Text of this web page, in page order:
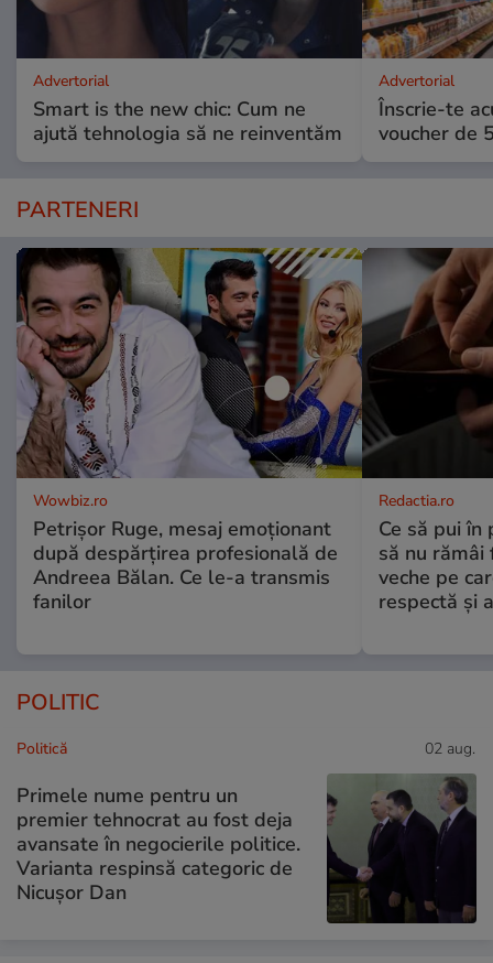
Advertorial
Smart is the new chic: Cum ne
ajută tehnologia să ne reinventăm
Advertorial
Înscrie-te
voucher de
PARTENERI
Wowbiz.ro
Petrișor Ruge, mesaj emoționant
după despărțirea profesională de
Andreea Bălan. Ce le-a transmis
fanilor
Redactia.ro
Ce să pui
să nu rămâi
veche pe
respectă și
POLITIC
Politică 02 aug.
Primele nume pentru un
premier tehnocrat au fost deja
avansate în negocierile politice.
Varianta respinsă categoric de
Nicușor Dan